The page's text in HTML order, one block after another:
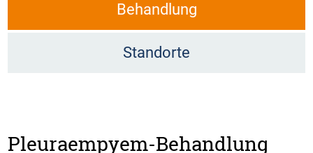
Behandlung
Standorte
Pleuraempyem-Behandlung